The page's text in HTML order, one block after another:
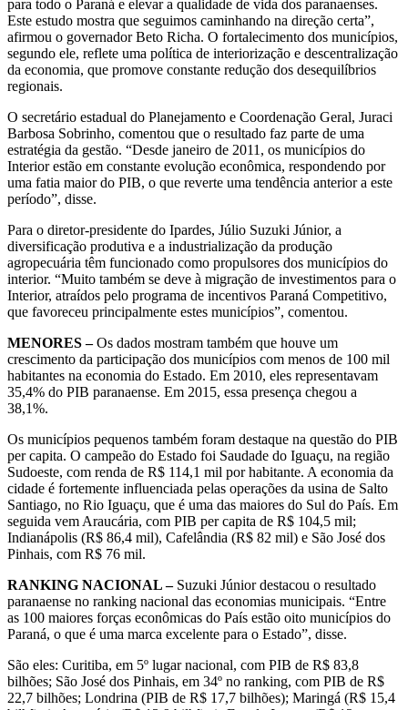
para todo o Paraná e elevar a qualidade de vida dos paranaenses.
Este estudo mostra que seguimos caminhando na direção certa”,
afirmou o governador Beto Richa. O fortalecimento dos municípios,
segundo ele, reflete uma política de interiorização e descentralização
da economia, que promove constante redução dos desequilíbrios
regionais.
O secretário estadual do Planejamento e Coordenação Geral, Juraci
Barbosa Sobrinho, comentou que o resultado faz parte de uma
estratégia da gestão. “Desde janeiro de 2011, os municípios do
Interior estão em constante evolução econômica, respondendo por
uma fatia maior do PIB, o que reverte uma tendência anterior a este
período”, disse.
Para o diretor-presidente do Ipardes, Júlio Suzuki Júnior, a
diversificação produtiva e a industrialização da produção
agropecuária têm funcionado como propulsores dos municípios do
interior. “Muito também se deve à migração de investimentos para o
Interior, atraídos pelo programa de incentivos Paraná Competitivo,
que favoreceu principalmente estes municípios”, comentou.
MENORES –Os dados mostram também que houve um
crescimento da participação dos municípios com menos de 100 mil
habitantes na economia do Estado. Em 2010, eles representavam
35,4% do PIB paranaense. Em 2015, essa presença chegou a
38,1%.
Os municípios pequenos também foram destaque na questão do PIB
per capita. O campeão do Estado foi Saudade do Iguaçu, na região
Sudoeste, com renda de R$ 114,1 mil por habitante. A economia da
cidade é fortemente influenciada pelas operações da usina de Salto
Santiago, no Rio Iguaçu, que é uma das maiores do Sul do País. Em
seguida vem Araucária, com PIB per capita de R$ 104,5 mil;
Indianápolis (R$ 86,4 mil), Cafelândia (R$ 82 mil) e São José dos
Pinhais, com R$ 76 mil.
RANKING NACIONAL –Suzuki Júnior destacou o resultado
paranaense no ranking nacional das economias municipais. “Entre
as 100 maiores forças econômicas do País estão oito municípios do
Paraná, o que é uma marca excelente para o Estado”, disse.
São eles: Curitiba, em 5º lugar nacional, com PIB de R$ 83,8
bilhões; São José dos Pinhais, em 34º no ranking, com PIB de R$
22,7 bilhões; Londrina (PIB de R$ 17,7 bilhões); Maringá (R$ 15,4